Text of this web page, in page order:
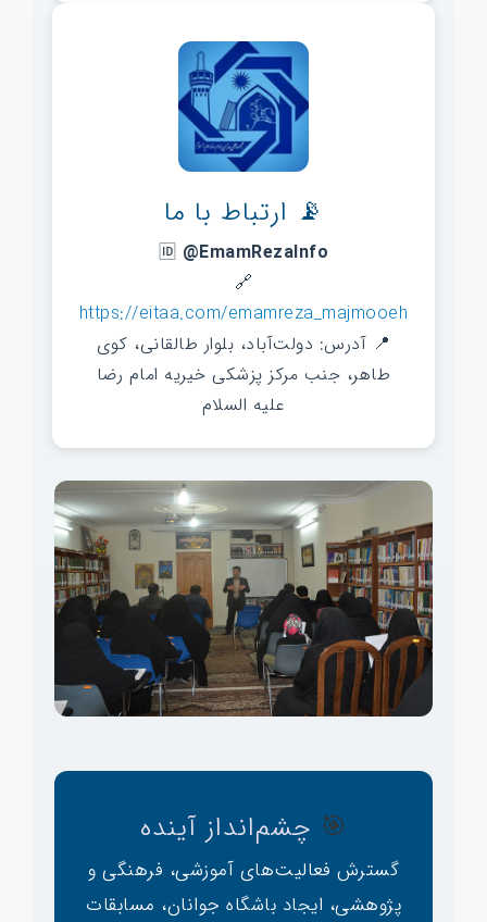
📡 ارتباط با ما
🆔 @EmamRezaInfo
🔗
https://eitaa.com/emamreza_majmooeh
📍 آدرس: دولت‌آباد، بلوار طالقانی، کوی
طاهر، جنب مرکز پزشکی خیریه امام رضا
علیه السلام
🎯 چشم‌انداز آینده
گسترش فعالیت‌های آموزشی، فرهنگی و
پژوهشی، ایجاد باشگاه جوانان، مسابقات